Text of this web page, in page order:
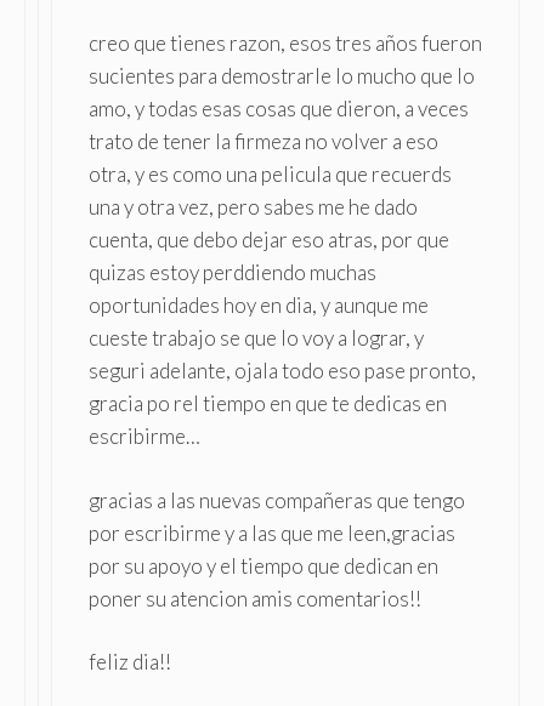
creo que tienes razon, esos tres años fueron
sucientes para demostrarle lo mucho que lo
amo, y todas esas cosas que dieron, a veces
trato de tener la firmeza no volver a eso
otra, y es como una pelicula que recuerds
una y otra vez, pero sabes me he dado
cuenta, que debo dejar eso atras, por que
quizas estoy perddiendo muchas
oportunidades hoy en dia, y aunque me
cueste trabajo se que lo voy a lograr, y
seguri adelante, ojala todo eso pase pronto,
gracia po rel tiempo en que te dedicas en
escribirme…
gracias a las nuevas compañeras que tengo
por escribirme y a las que me leen,gracias
por su apoyo y el tiempo que dedican en
poner su atencion amis comentarios!!
feliz dia!!